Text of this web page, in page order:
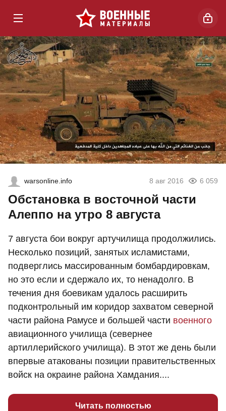
warsonline.info 8 авг 2016 6 059
Обстановка в восточной части
Алеппо на утро 8 августа
7 августа бои вокруг артучилища продолжились.
Несколько позиций, занятых исламистами,
подверглись массированным бомбардировкам,
но это если и сдержало их, то ненадолго. В
течения дня боевикам удалось расширить
подконтрольный им коридор захватом северной
части района Рамусе и большей части военного
авиационного училища (севернее
артиллерийского училища). В этот же день были
впервые атакованы позиции правительственных
войск на окраине района Хамдания....
Читать полностью